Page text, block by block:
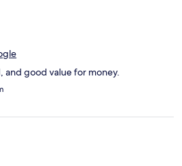
and good value for money.